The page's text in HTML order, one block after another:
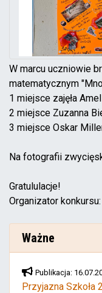
W marcu uczniowie
matematycznym
1 miejsce zajęła
2 miejsce Zuzanna
3 miejsce Oskar
Na fotografii
Gratululacje!
Organizator
Ważne
Publikacja:
Przyjazna Szkoła